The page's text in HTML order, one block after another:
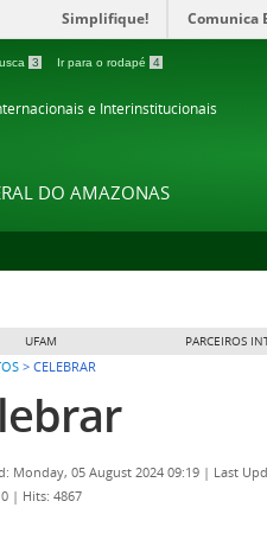
Simplifique! Comunica
3 Ir para o rodapé 4
e Interinstitucionais
DO AMAZONAS
UFAM PARCEIROS
> CELEBRAR
Monday, 05 August 2024 09:19 | Last
| Hits: 4867